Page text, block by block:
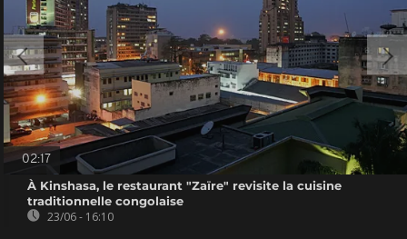
02:17
À Kinshasa, le restaurant "Zaïre" revisite la cuisine
traditionnelle congolaise
23/06 - 16:10